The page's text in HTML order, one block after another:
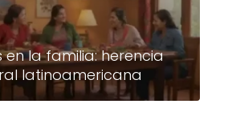
en la familia: herencia
latinoamericana